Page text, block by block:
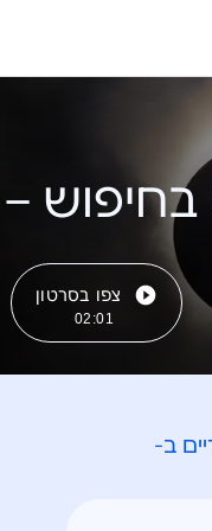
–
צפו בסרטון
02:01
ב-